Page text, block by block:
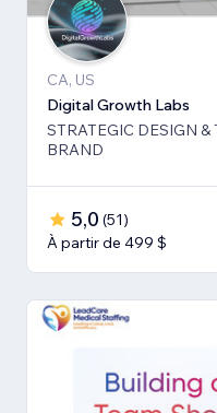
CA, US
Digital Growth Labs
STRATEGIC DESIGN &
BRAND
5,0 (51)
À partir de 499 $